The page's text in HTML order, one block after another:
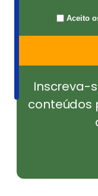
Aceito
Inscreva-
conteúdos